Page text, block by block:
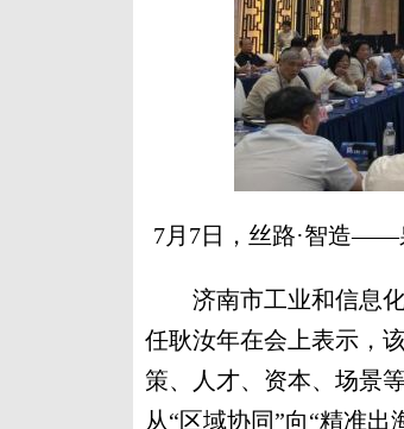
7月7日，丝路·智造
济南市工业和信息化
任耿汝年在会上表示，
策、人才、资本、场景
从“区域协同”向“精准出